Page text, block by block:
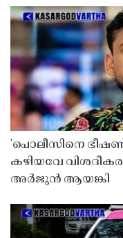
'പൊലീസിനെ
കഴിയവേ
അർജുൻ ആയങ്കി